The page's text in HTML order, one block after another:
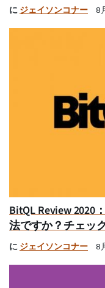
に ジェイソンコナー 8
BitQL Review 2020
法ですか？チェッ
に ジェイソンコナー 8